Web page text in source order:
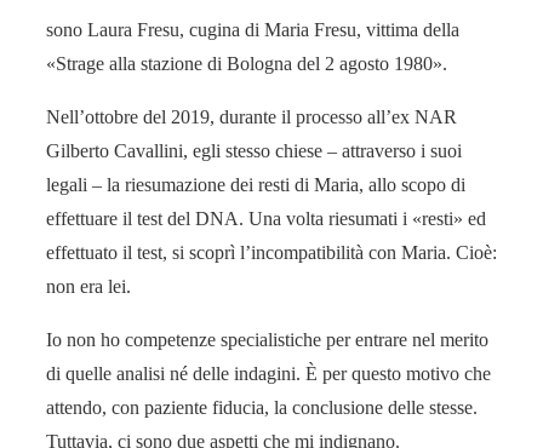
sono Laura Fresu, cugina di Maria Fresu, vittima della
«Strage alla stazione di Bologna del 2 agosto 1980».
Nell’ottobre del 2019, durante il processo all’ex NAR
Gilberto Cavallini, egli stesso chiese – attraverso i suoi
legali – la riesumazione dei resti di Maria, allo scopo di
effettuare il test del DNA. Una volta riesumati i «resti» ed
effettuato il test, si scoprì l’incompatibilità con Maria. Cioè:
non era lei.
Io non ho competenze specialistiche per entrare nel merito
di quelle analisi né delle indagini. È per questo motivo che
attendo, con paziente fiducia, la conclusione delle stesse.
Tuttavia, ci sono due aspetti che mi indignano.